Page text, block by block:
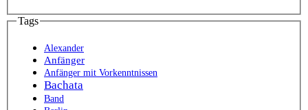
Tags
Alexander
Anfänger
Anfänger mit Vorkenntnissen
Bachata
Band